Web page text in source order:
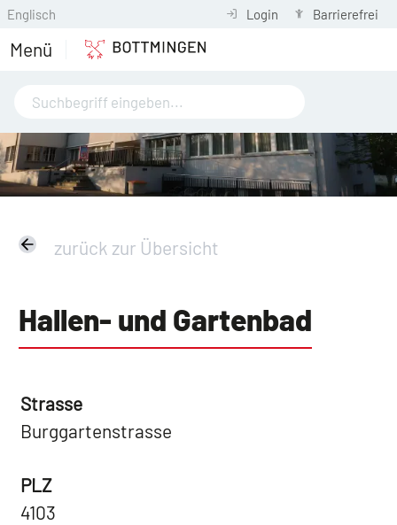
Englisch Login Barrierefrei
Menü
zurück zur Übersicht
Hallen- und Gartenbad
Strasse
Burggartenstrasse
PLZ
4103